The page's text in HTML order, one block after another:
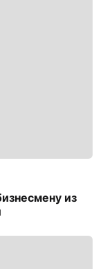
из